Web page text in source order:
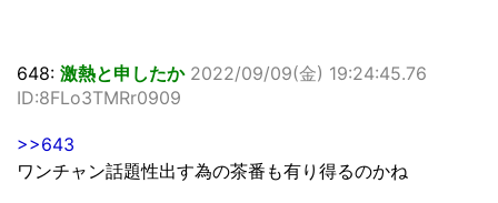
648: 激熱と申したか 2022/09/09(金) 19:24:45.76
ID:8FLo3TMRr0909
>>643
ワンチャン話題性出す為の茶番も有り得るのかね